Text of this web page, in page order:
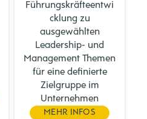
Führungskräfteentwi
cklung zu
ausgewählten
Leadership- und
Management Themen
für eine definierte
Zielgruppe im
Unternehmen
MEHR INFOS